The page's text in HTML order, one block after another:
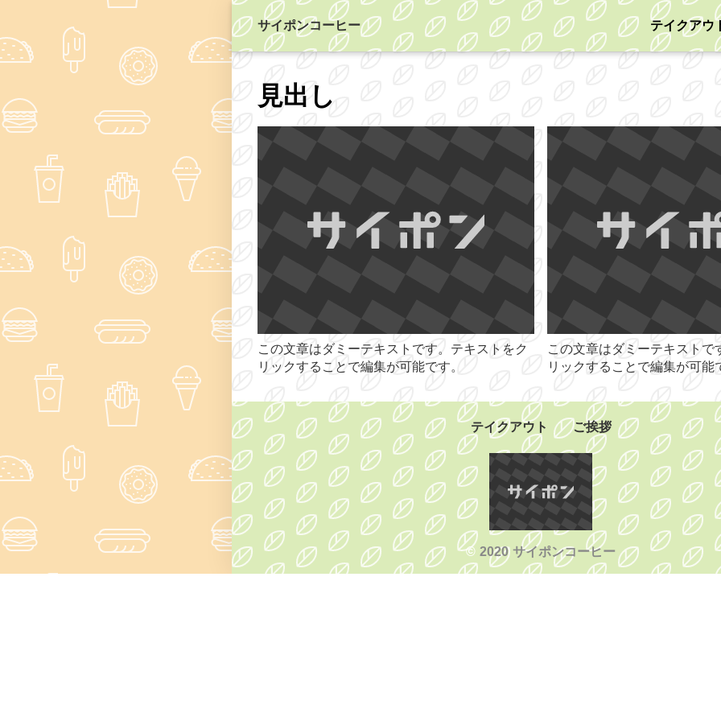
サイポンコーヒー テイクアウ
見出し
この文章はダミーテキストです。テキストをク
リックすることで編集が可能です。
この文章はダミーテキストで
リックすることで編集が可能
テイクアウト ご挨拶
© 2020 サイポンコーヒー